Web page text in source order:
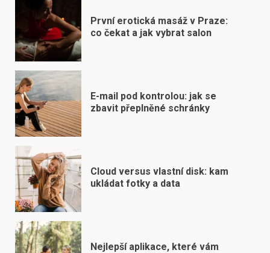
První erotická masáž v Praze:
co čekat a jak vybrat salon
E-mail pod kontrolou: jak se
zbavit přeplněné schránky
Cloud versus vlastní disk: kam
ukládat fotky a data
Nejlepší aplikace, které vám